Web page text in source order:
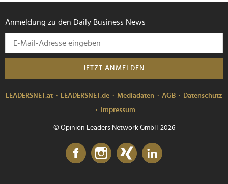
Anmeldung zu den Daily Business News
JETZT ANMELDEN
LEADERSNET.at LEADERSNET.de Mediadaten AGB
Datenschutz
Impressum
© Opinion Leaders Network GmbH 2026